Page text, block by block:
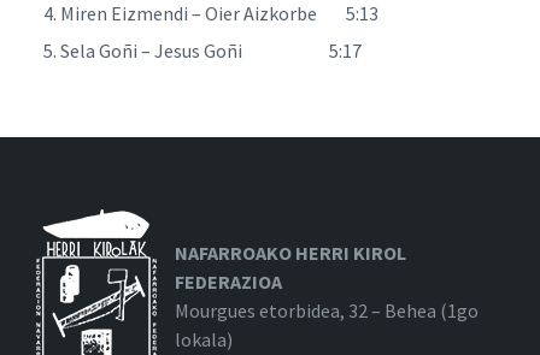
Miren Eizmendi – Oier Aizkorbe 5:13
Sela Goñi – Jesus Goñi 5:17
NAFARROAKO HERRI KIROL
FEDERAZIOA
Mourgues etorbidea, 32 – Behea (1go
lokala)